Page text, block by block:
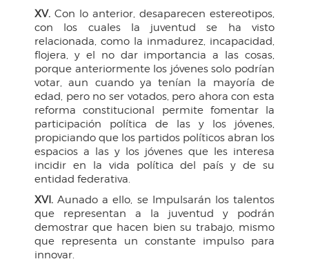
XV. Con lo anterior, desaparecen estereotipos,
con los cuales la juventud se ha visto
relacionada, como la inmadurez, incapacidad,
flojera, y el no dar importancia a las cosas,
porque anteriormente los jóvenes solo podrían
votar, aun cuando ya tenían la mayoría de
edad, pero no ser votados, pero ahora con esta
reforma constitucional permite fomentar la
participación política de las y los jóvenes,
propiciando que los partidos políticos abran los
espacios a las y los jóvenes que les interesa
incidir en la vida política del país y de su
entidad federativa.
XVI. Aunado a ello, se Impulsarán los talentos
que representan a la juventud y podrán
demostrar que hacen bien su trabajo, mismo
que representa un constante impulso para
innovar.